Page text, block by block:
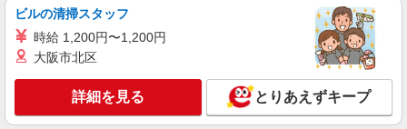
館林*デイでの生活補助☆新たなスキルを身
につけて長く働く♪
時給1500円〜2150円 ＜日払い有/週払い有/交
館林市 ◆来社不要/面接なし
ビルの清掃スタッフ
時給 1,200円〜1,200円
大阪市北区
詳細を見る とりあえずキープ